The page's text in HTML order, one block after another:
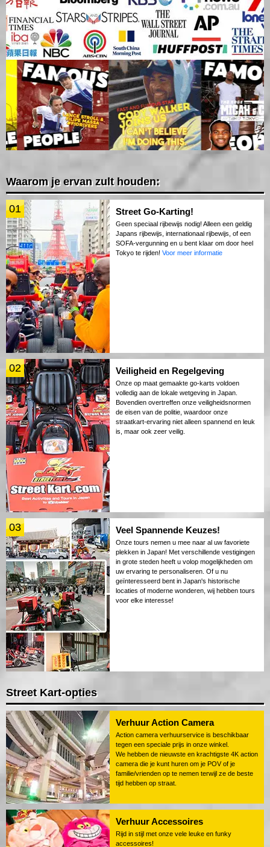
Waarom je ervan zult houden:
01 Street Go-Karting!
Geen speciaal rijbewijs nodig! Alleen een geldig
Japans rijbewijs, internationaal rijbewijs, of een
SOFA-vergunning en u bent klaar om door heel
Tokyo te rijden! Voor meer informatie
02 Veiligheid en Regelgeving
Onze op maat gemaakte go-karts voldoen
volledig aan de lokale wetgeving in Japan.
Bovendien overtreffen onze veiligheidsnormen
de eisen van de politie, waardoor onze
straatkart-ervaring niet alleen spannend en leuk
is, maar ook zeer veilig.
03 Veel Spannende Keuzes!
Onze tours nemen u mee naar al uw favoriete
plekken in Japan! Met verschillende vestigingen
in grote steden heeft u volop mogelijkheden om
uw ervaring te personaliseren. Of u nu
geïnteresseerd bent in Japan's historische
locaties of moderne wonderen, wij hebben tours
voor elke interesse!
Street Kart-opties
Verhuur Action Camera
Action camera verhuurservice is beschikbaar
tegen een speciale prijs in onze winkel.
We hebben de nieuwste en krachtigste 4K action
camera die je kunt huren om je POV of je
familie/vrienden op te nemen terwijl ze de beste
tijd hebben op straat.
Verhuur Accessoires
Rijd in stijl met onze vele leuke en funky
accessoires!